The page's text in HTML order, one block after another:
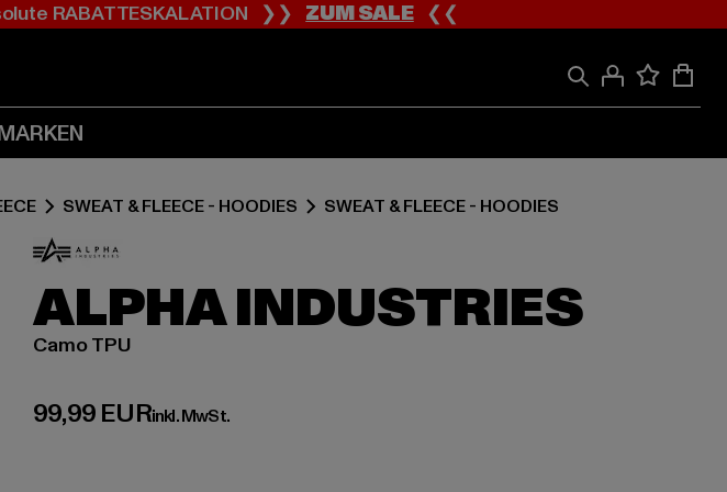
RABATTESKALATION ❯❯ZUM SALE❮❮
SWEAT & FLEECE - HOODIES SWEAT & FLEECE - HOODIES
ALPHA INDUSTRIES
Camo TPU
99,99 EUR
Derzeitiger Preis: 99,99 EUR
inkl. MwSt.